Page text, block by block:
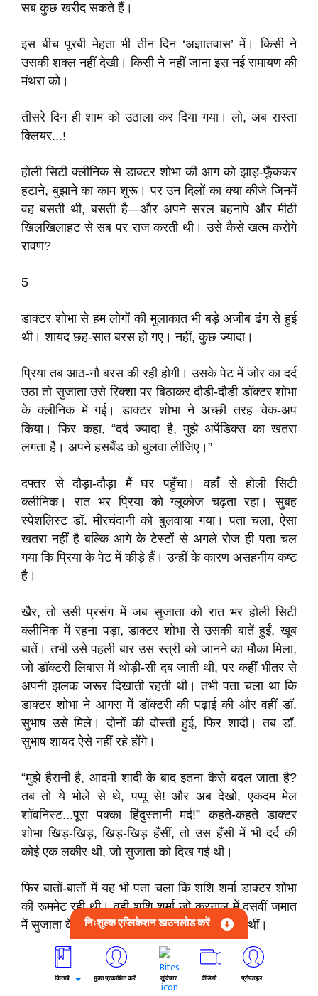
सब कुछ खरीद सकते हैं।
इस बीच पूरबी मेहता भी तीन दिन ‘अज्ञातवास’ में। किसी ने
उसकी शक्ल नहीं देखी। किसी ने नहीं जाना इस नई रामायण की
मंथरा को।
तीसरे दिन ही शाम को उठाला कर दिया गया। लो, अब रास्ता
क्लियर...!
होली सिटी क्लीनिक से डाक्टर शोभा की आग को झाड़-फूँककर
हटाने, बुझाने का काम शुरू। पर उन दिलों का क्या कीजे जिनमें
वह बसती थी, बसती है—और अपने सरल बहनापे और मीठी
खिलखिलाहट से सब पर राज करती थी। उसे कैसे खत्म करोगे
रावण?
5
डाक्टर शोभा से हम लोगों की मुलाकात भी बड़े अजीब ढंग से हुई
थी। शायद छह-सात बरस हो गए। नहीं, कुछ ज्यादा।
प्रिया तब आठ-नौ बरस की रही होगी। उसके पेट में जोर का दर्द
उठा तो सुजाता उसे रिक्शा पर बिठाकर दौड़ी-दौड़ी डॉक्टर शोभा
के क्लीनिक में गई। डाक्टर शोभा ने अच्छी तरह चेक-अप
किया। फिर कहा, “दर्द ज्यादा है, मुझे अपेंडिक्स का खतरा
लगता है। अपने हसबैंड को बुलवा लीजिए।”
दफ्तर से दौड़ा-दौड़ा मैं घर पहुँचा। वहाँ से होली सिटी
क्लीनिक। रात भर प्रिया को ग्लूकोज चढ़ता रहा। सुबह
स्पेशलिस्ट डॉ. मीरचंदानी को बुलवाया गया। पता चला, ऐसा
खतरा नहीं है बल्कि आगे के टेस्टों से अगले रोज ही पता चल
गया कि प्रिया के पेट में कीड़े हैं। उन्हीं के कारण असहनीय कष्ट
है।
खैर, तो उसी प्रसंग में जब सुजाता को रात भर होली सिटी
क्लीनिक में रहना पड़ा, डाक्टर शोभा से उसकी बातें हुईं, खूब
बातें। तभी उसे पहली बार उस स्त्री को जानने का मौका मिला,
जो डॉक्टरी लिबास में थोड़ी-सी दब जाती थी, पर कहीं भीतर से
अपनी झलक जरूर दिखाती रहती थी। तभी पता चला था कि
डाक्टर शोभा ने आगरा में डॉक्टरी की पढ़ाई की और वहीं डॉ.
सुभाष उसे मिले। दोनों की दोस्ती हुई, फिर शादी। तब डॉ.
सुभाष शायद ऐसे नहीं रहे होंगे।
“मुझे हैरानी है, आदमी शादी के बाद इतना कैसे बदल जाता है?
तब तो ये भोले से थे, पप्पू से! और अब देखो, एकदम मेल
शॉवनिस्ट...पूरा पक्का हिंदुस्तानी मर्द!” कहते-कहते डाक्टर
शोभा खिड़-खिड़, खिड़-खिड़ हँसीं, तो उस हँसी में भी दर्द की
कोई एक लकीर थी, जो सुजाता को दिख गई थी।
फिर बातों-बातों में यह भी पता चला कि शशि शर्मा डाक्टर शोभा
की रूममेट रही थी। वही शशि शर्मा जो करनाल में दसवीं जमात
में सुजाता के साथ पढ़ी थी और दोनों पक्की सहेलियाँ थीं।
यों बातों-बातों में रात बीती और सुबह जब डाक्टर शोभा का चाय
का टाइम हुआ, तो हाथ में ट्रे लिए वे सुजाता के पास आ गईं।
निःशुल्क एप्लिकेशन डाउनलोड करें
किताबें मुक्त प्रकाशित करें सुविचार वीडियो प्रोफाइल